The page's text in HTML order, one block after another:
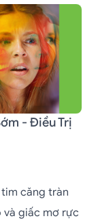
- Điều Trị
căng tràn
và giấc mơ rực